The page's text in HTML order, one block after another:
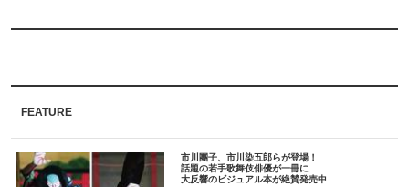
FEATURE
市川團子、市川染五郎らが登場！
話題の若手歌舞伎俳優が一冊に
大反響のビジュアル本が絶賛発売中